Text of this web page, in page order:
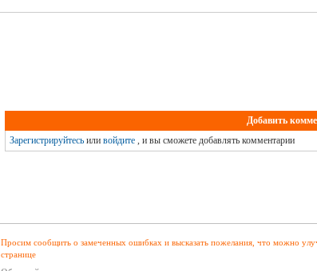
Добавить
Зарегистрируйтесьили войдите, и вы сможете добавлять комментарии
Просим сообщить о замеченных ошибках и высказать пожелания, что можно
странице